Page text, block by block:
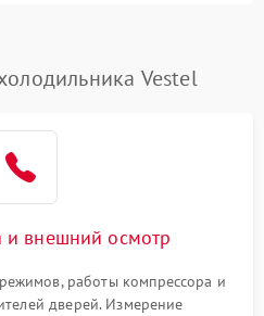
2600 ₽ Подробнее →
2000 ₽ Подробнее →
Vestel
и внешний осмотр
работы компрессора и
дверей. Измерение